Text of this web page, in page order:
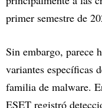
primer semestre de
Sin embargo, parece
variantes específicas
familia de malware.
ESET registró